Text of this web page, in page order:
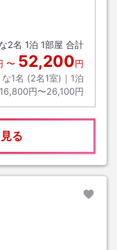
2名 1泊 1部屋 合計
〜 52,200円
な1名 (2名1室)｜ 1泊
16,800円〜26,100円
る